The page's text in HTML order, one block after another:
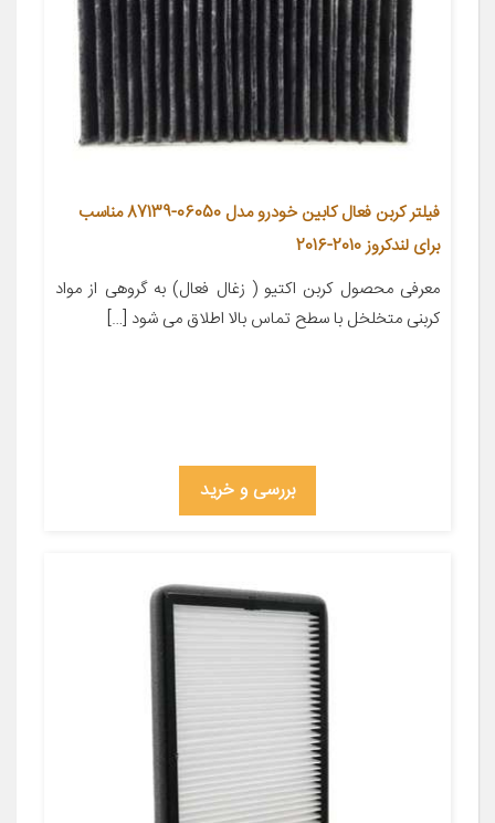
فیلتر کربن فعال کابین خودرو مدل 06050-87139 مناسب
برای لندکروز 2010-2016
معرفی محصول کربن اکتیو ( زغال فعال) به گروهی از مواد
کربنی متخلخل با سطح تماس بالا اطلاق می شود […]
بررسی و خرید